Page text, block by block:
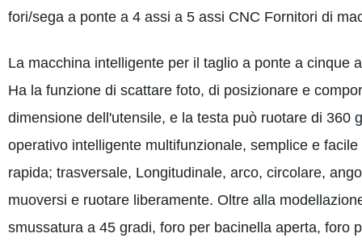
fori/sega a ponte a 4 assi a 5 assi CNC Fornitori di
La macchina intelligente per il taglio a ponte a cinque
Ha la funzione di scattare foto, di posizionare e
dimensione dell'utensile, e la testa può ruotare di 360
operativo intelligente multifunzionale, semplice e
rapida; trasversale, Longitudinale, arco, circolare,
muoversi e ruotare liberamente. Oltre alla
smussatura a 45 gradi, foro per bacinella aperta, foro